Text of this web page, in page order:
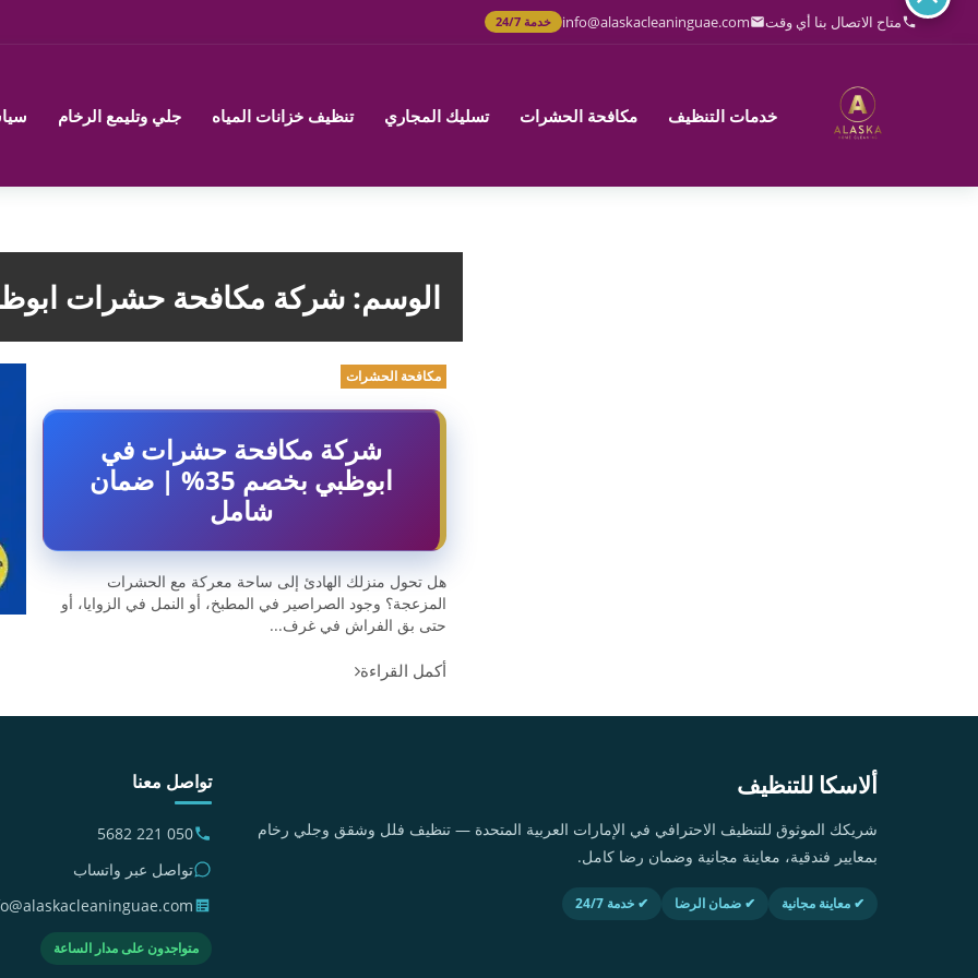
تخطي
متاح الاتصال بنا أي وقت info@alaskacleaninguae.com خدمة 24/7
خدمات التنظيف مكافحة الحشرات تسليك المجاري تنظيف خزانات المياه جلي وتليمع الرخام
الوسم:شركة مكافحة حشرات
مكافحة الحشرات
شركة مكافحة حشرات في
ابوظبي بخصم 35% | ضمان
شامل
هل تحول منزلك الهادئ إلى ساحة معركة مع الحشرات
المزعجة؟ وجود الصراصير في المطبخ، أو النمل في الزوايا، أو
حتى بق الفراش في غرف...
أكمل القراءة
ألاسكا للتنظيف
شريكك الموثوق للتنظيف الاحترافي في الإمارات العربية المتحدة — تنظيف فلل وشقق وجلي رخام
بمعايير فندقية، معاينة مجانية وضمان رضا كامل.
✔ معاينة مجانية ✔ ضمان الرضا ✔ خدمة 24/7
تواصل معنا
050 221 5682
تواصل عبر واتساب
متواجدون على مدار الساعة